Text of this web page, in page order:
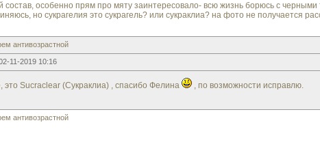
состав, особенно прям про мяту заинтересовало- всю жизнь борюсь с черными
но сукрагелия это сукрагель? или сукраклиа? на фото не получается
антивозрастной
11-2019 10:16
это Sucraclear (Сукраклиа) , спасибо Фелина , по возможности исправлю.
антивозрастной